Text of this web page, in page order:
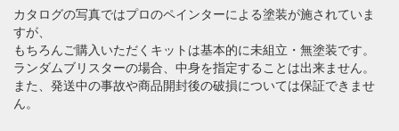
カタログの写真ではプロのペインターによる塗装が施されていま
すが、
もちろんご購入いただくキットは基本的に未組立・無塗装です。
ランダムブリスターの場合、中身を指定することは出来ません。
また、発送中の事故や商品開封後の破損については保証できませ
ん。